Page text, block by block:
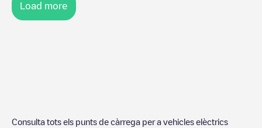
Load more
Consulta tots els punts de càrrega per a vehicles elèctrics